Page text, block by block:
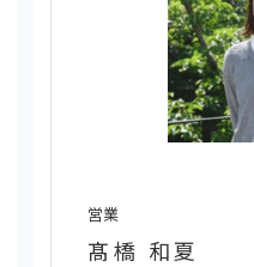
営業
髙橋 和夏